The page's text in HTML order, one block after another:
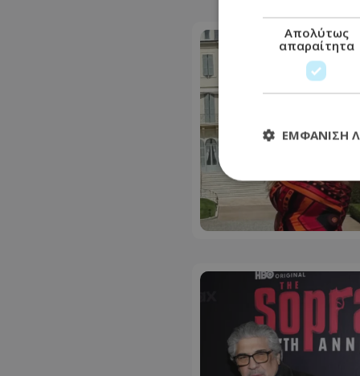
Απολύτως
απαραίτητα
ΕΜΦΆΝΙΣΗ
Ονοματεπώνυμο
usprivacy